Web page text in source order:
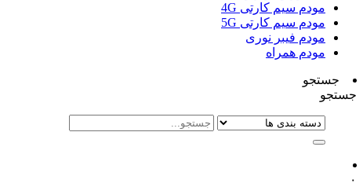
مودم سیم کارتی 4G
مودم سیم کارتی 5G
مودم فیبر نوری
مودم همراه
جستجو
جستجو
۰